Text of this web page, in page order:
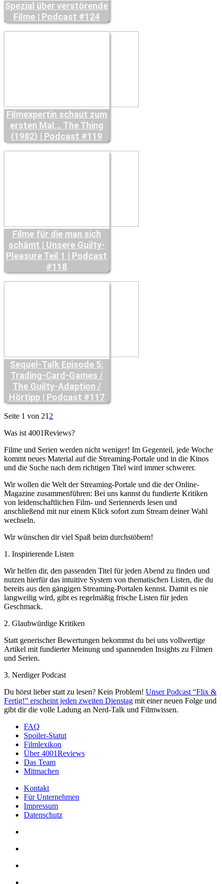
Spezial über verstörende
Filme | Podcast #124
Filmexpertin schaut zum
ersten Mal… The Thing
(1982) | Podcast #119
Filme für die man sich
schämt | Unsere Guilty-
Pleasure Teil 1 | Podcast
#118
Sequel-Talk Episode 5:
Trading-Card-Games /
The Guilty-Adaption /
Hörtipp | Podcast #117
Seite 1 von 212
Was ist 4001Reviews?
Filme und Serien werden nicht weniger! Im Gegenteil, jede Woche
kommt neues Material auf die Streaming-Portale und in die Kinos
und die Suche nach dem richtigen Titel wird immer schwerer.
Wir wollen die Welt der Streaming-Portale und die der Online-
Magazine zusammenführen: Bei uns kannst du fundierte Kritiken
von leidenschaftlichen Film- und Seriennerds lesen und
anschließend mit nur einem Klick sofort zum Stream deiner Wahl
wechseln.
Wir wünschen dir viel Spaß beim durchstöbern!
1. Inspirierende Listen
Wir helfen dir, den passenden Titel für jeden Abend zu finden und
nutzen hierfür das intuitive System von thematischen Listen, die du
bereits aus den gängigen Streaming-Portalen kennst. Damit es nie
langweilig wird, gibt es regelmäßig frische Listen für jeden
Geschmack.
2. Glaubwürdige Kritiken
Statt generischer Bewertungen bekommst du bei uns vollwertige
Artikel mit fundierter Meinung und spannenden Insights zu Filmen
und Serien.
3. Nerdiger Podcast
Du hörst lieber statt zu lesen? Kein Problem! Unser Podcast “Flix &
Fertig!” erscheint jeden zweiten Dienstag mit einer neuen Folge und
gibt dir die volle Ladung an Nerd-Talk und Filmwissen.
FAQ
Spoiler-Statut
Filmlexikon
Über 4001Reviews
Das Team
Mitmachen
Kontakt
Für Unternehmen
Impressum
Datenschutz